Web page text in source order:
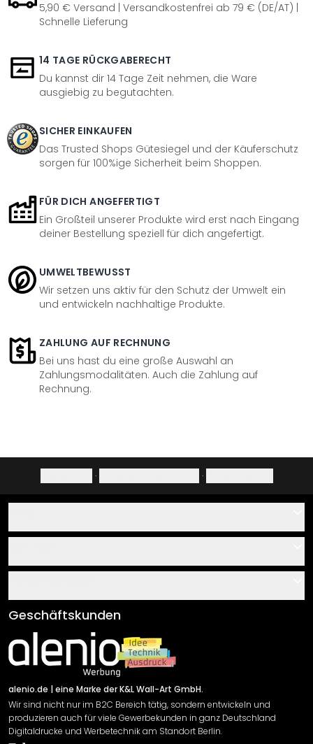
5,90 € Versand | Versandkostenfrei ab 79 € (DE/AT) |
Schnelle Lieferung
14 TAGE RÜCKGABERECHT
Du kannst dir 14 Tage Zeit nehmen, die Ware
ausgiebig zu begutachten.
SICHER EINKAUFEN
Das Trusted Shops Gütesiegel und der Käuferschutz
sorgen für 100%ige Sicherheit beim Shoppen.
FÜR DICH ANGEFERTIGT
Ein Großteil unserer Produkte wird erst nach Eingang
deiner Bestellung speziell für dich angefertigt.
UMWELTBEWUSST
Wir setzen uns aktiv für den Schutz der Umwelt ein
und entwickeln nachhaltige Produkte.
ZAHLUNG AUF RECHNUNG
Bei uns hast du eine große Auswahl an
Zahlungsmodalitäten. Auch die Zahlung auf
Rechnung.
· ·
Über uns
Klebe- und Montageanleitungen
Newsletter An-/Abmeldung
Sendungsverfolgung
AGB
Impressum
Versand & Zahlung
Rücksendung
Widerrufsrecht
Datenschutzerklärung
Geschäftskunden
alenio.de | eine Marke der K&L Wall-Art GmbH.
Wir sind nicht nur im B2C Bereich tätig, sondern entwickeln und
produzieren auch für viele Gewerbekunden in ganz Deutschland
Digitaldrucke und Werbetechnik am Standort Berlin.